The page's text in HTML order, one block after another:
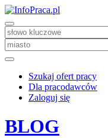
Szukaj ofert pracy
Dla pracodawców
Zaloguj się
BLOG